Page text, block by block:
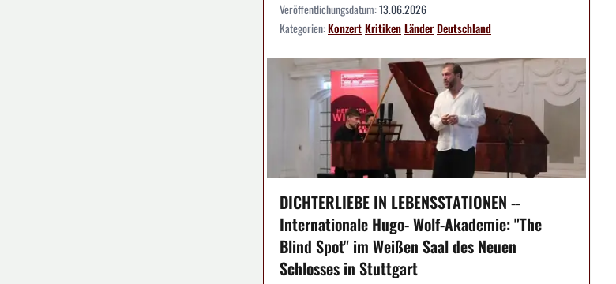
Veröffentlichungsdatum:13.06.2026
Kategorien:KonzertKritikenLänderDeutschland
DICHTERLIEBE IN LEBENSSTATIONEN --
Internationale Hugo- Wolf-Akademie: "The
Blind Spot" im Weißen Saal des Neuen
Schlosses in Stuttgart